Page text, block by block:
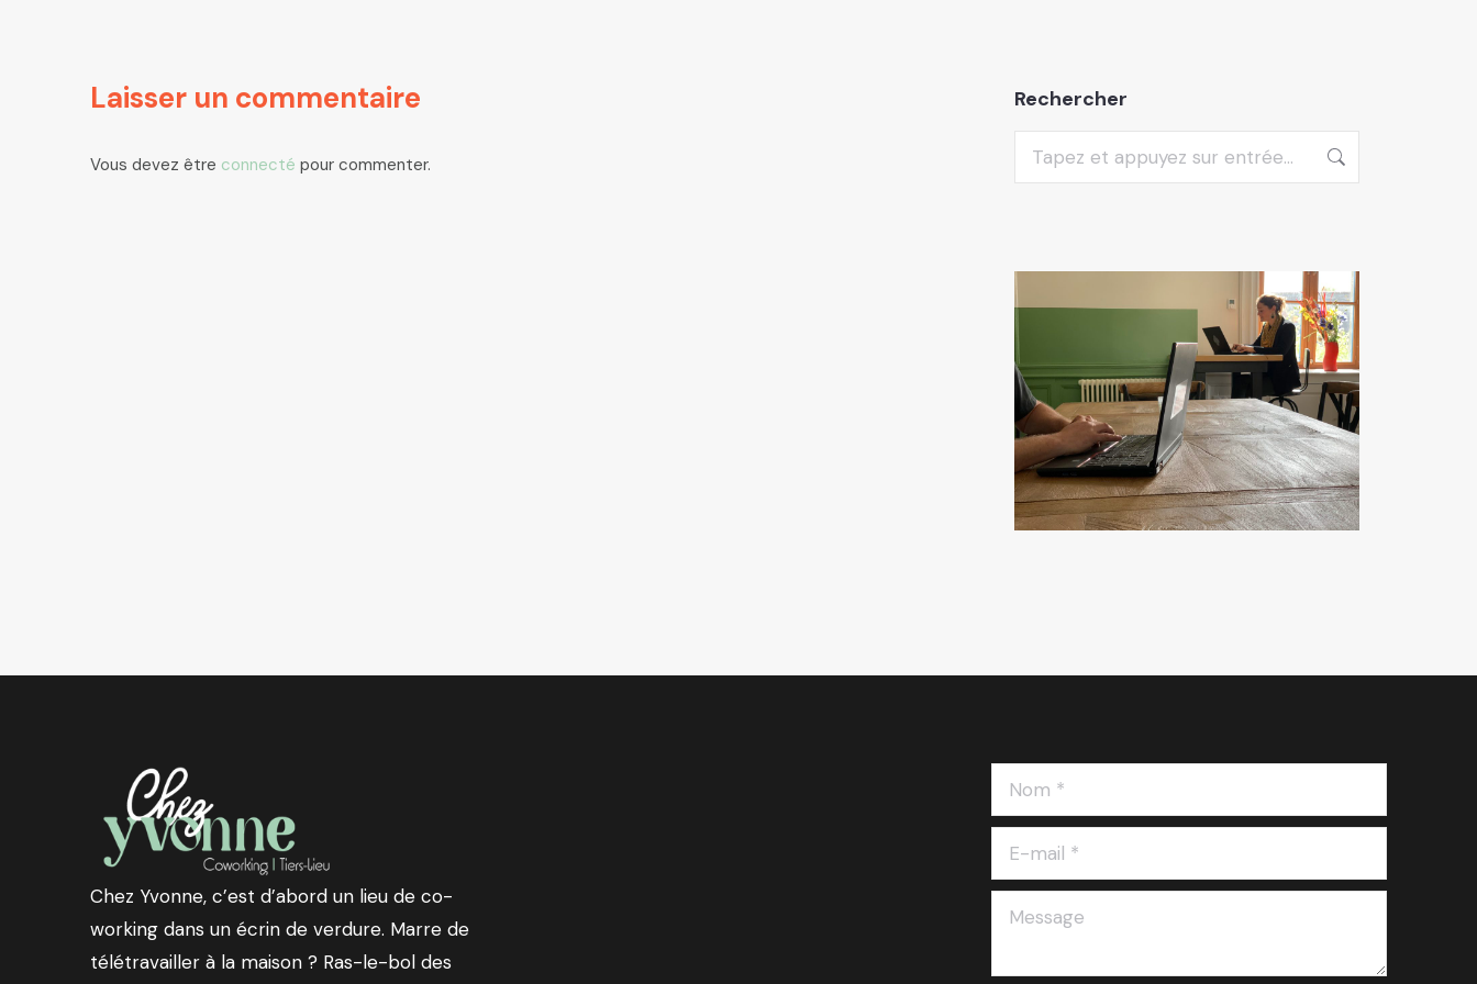
Laisser un commentaire
Vous devez être connecté pour commenter.
Rechercher
Recherche
:
Chez Yvonne, c’est d’abord un lieu de co-
working dans un écrin de verdure. Marre de
télétravailler à la maison ? Ras-le-bol des
Nom *
E-mail *
Message